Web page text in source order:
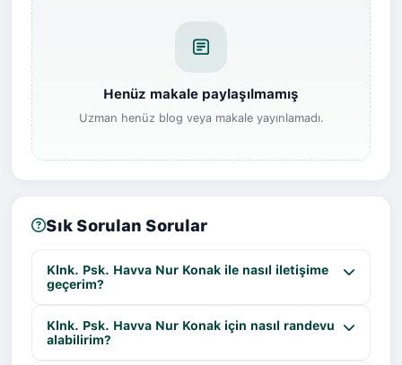
Henüz makale paylaşılmamış
Uzman henüz blog veya makale yayınlamadı.
Sık Sorulan Sorular
Klnk. Psk. Havva Nur Konak ile nasıl iletişime
geçerim?
Klnk. Psk. Havva Nur Konak için nasıl randevu
alabilirim?